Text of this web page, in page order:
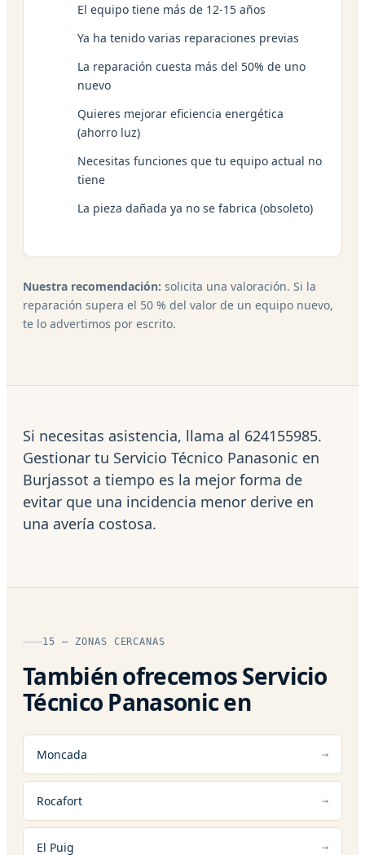
El equipo tiene más de 12-15 años
Ya ha tenido varias reparaciones previas
La reparación cuesta más del 50% de uno
nuevo
Quieres mejorar eficiencia energética
(ahorro luz)
Necesitas funciones que tu equipo actual no
tiene
La pieza dañada ya no se fabrica (obsoleto)
Nuestra recomendación: solicita una valoración. Si la
reparación supera el 50 % del valor de un equipo nuevo,
te lo advertimos por escrito.
Si necesitas asistencia, llama al 624155985.
Gestionar tu Servicio Técnico Panasonic en
Burjassot a tiempo es la mejor forma de
evitar que una incidencia menor derive en
una avería costosa.
15 — ZONAS CERCANAS
También ofrecemos Servicio
Técnico Panasonic en
Moncada
Rocafort
El Puig